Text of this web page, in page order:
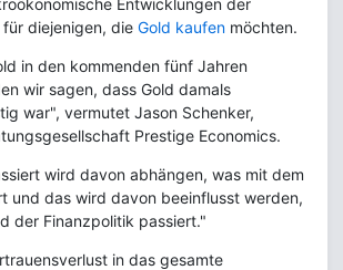
Entwicklungen der
diejenigen, die Gold kaufen möchten.
in den kommenden fünf Jahren
wir sagen, dass Gold damals
war", vermutet Jason Schenker,
Prestige Economics.
wird davon abhängen, was mit dem
und das wird davon beeinflusst werden,
der Finanzpolitik passiert."
in das gesamte